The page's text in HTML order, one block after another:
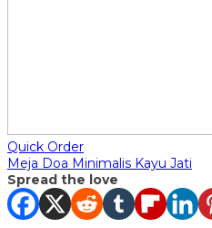
Quick Order
Meja Doa Minimalis Kayu Jati
Spread the love